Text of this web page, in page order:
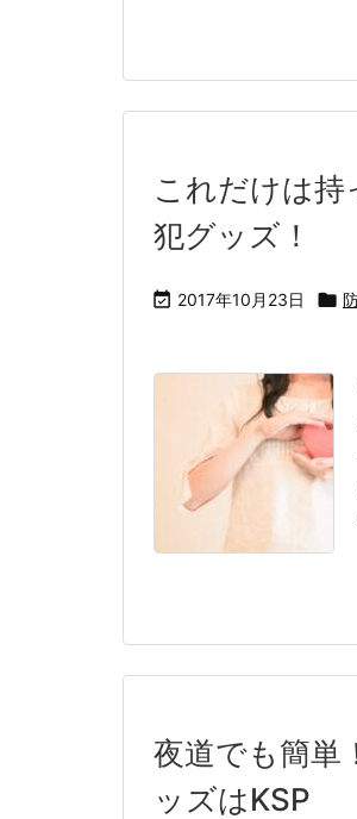
これだけは
犯グッズ！
 2017年10月23日 
夜道でも簡単
ッズはKSP